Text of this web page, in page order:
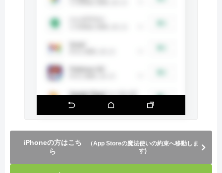
iPhoneの方はこち
ら
（App Storeの魔法使いの約束へ移動しま
す)